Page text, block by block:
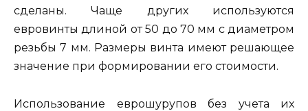
сделаны. Чаще других используются
евровинты длиной от 50 до 70 мм c диаметром
резьбы 7 мм. Размеры винта имеют решающее
значение при формировании его стоимости.
Использование еврошурупов без учета их